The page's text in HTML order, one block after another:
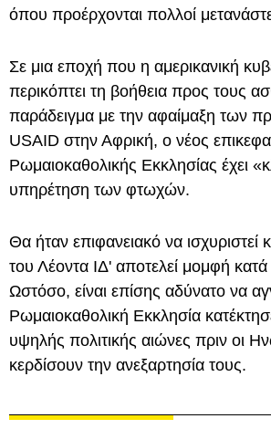
όπου προέρχονται πολλοί
Σε μια εποχή που η αμερικανική
περικόπτει τη βοήθεια προς τους
παράδειγμα με την αφαίμαξη των
USAID στην Αφρική, ο νέος
Ρωμαιοκαθολικής Εκκλησίας έχει
υπηρέτηση των φτωχών.
Θα ήταν επιφανειακό να ισχυριστεί
του Λέοντα ΙΔ' αποτελεί μομφή
Ωστόσο, είναι επίσης αδύνατο να
Ρωμαιοκαθολική Εκκλησία
υψηλής πολιτικής αιώνες πριν οι
κερδίσουν την ανεξαρτησία τους.